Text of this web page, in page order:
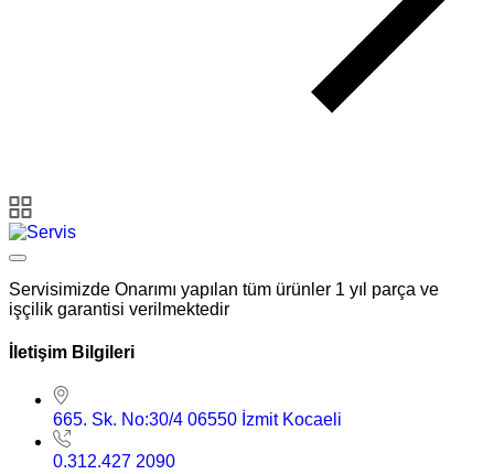
Servisimizde Onarımı yapılan tüm ürünler 1 yıl parça ve
işçilik garantisi verilmektedir
İletişim Bilgileri
665. Sk. No:30/4 06550 İzmit Kocaeli
0.312.427 2090